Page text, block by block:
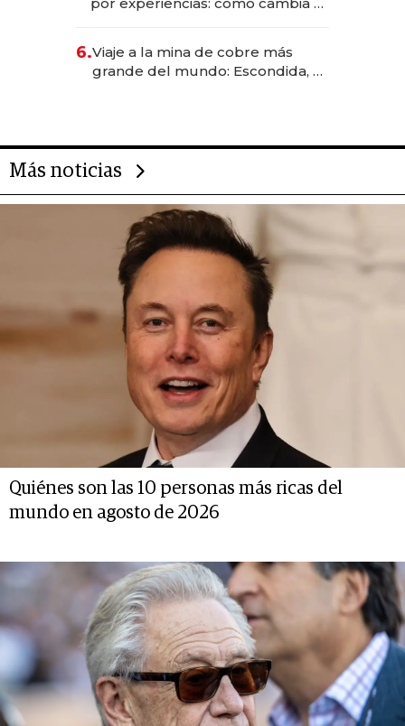
por experiencias: cómo cambia el
6.Viaje a la mina de cobre más
grande del mundo: Escondida, el
Más noticias
Quiénes son las 10 personas más ricas del
mundo en agosto de 2026